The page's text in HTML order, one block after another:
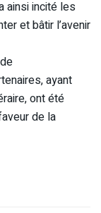
ainsi incité les
et bâtir l’avenir
ayant
ont été
de la